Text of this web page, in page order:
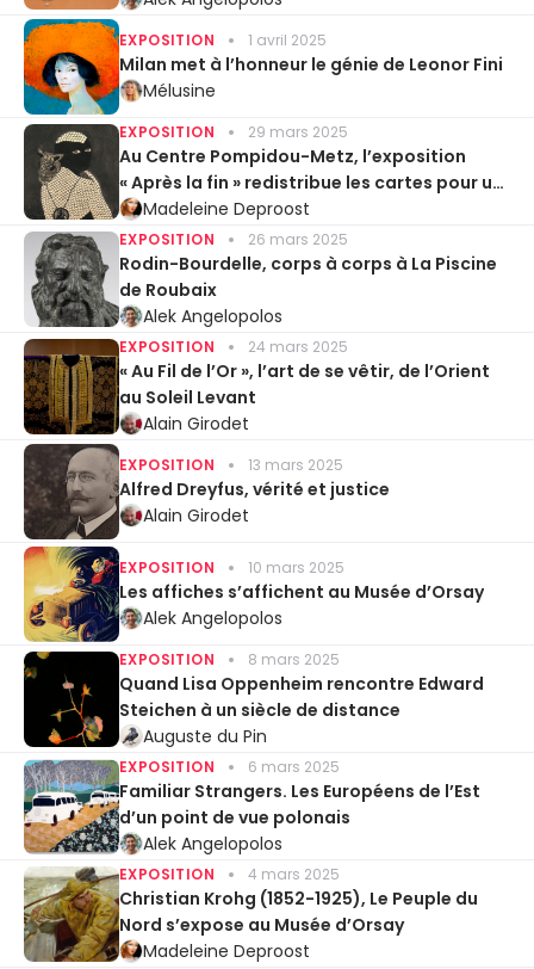
EXPOSITION 1 avril 2025
Milan met à l’honneur le génie de Leonor Fini
Mélusine
EXPOSITION 29 mars 2025
Au Centre Pompidou-Metz, l’exposition
« Après la fin » redistribue les cartes pour un
autre avenir
Madeleine Deproost
EXPOSITION 26 mars 2025
Rodin-Bourdelle, corps à corps à La Piscine
de Roubaix
Alek Angelopolos
EXPOSITION 24 mars 2025
« Au Fil de l’Or », l’art de se vêtir, de l’Orient
au Soleil Levant
Alain Girodet
EXPOSITION 13 mars 2025
Alfred Dreyfus, vérité et justice
Alain Girodet
EXPOSITION 10 mars 2025
Les affiches s’affichent au Musée d’Orsay
Alek Angelopolos
EXPOSITION 8 mars 2025
Quand Lisa Oppenheim rencontre Edward
Steichen à un siècle de distance
Auguste du Pin
EXPOSITION 6 mars 2025
Familiar Strangers. Les Européens de l’Est
d’un point de vue polonais
Alek Angelopolos
EXPOSITION 4 mars 2025
Christian Krohg (1852-1925), Le Peuple du
Nord s’expose au Musée d’Orsay
Madeleine Deproost